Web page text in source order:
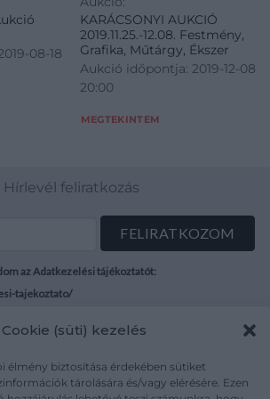
Cookie (süti) kezelés
élmény biztosítása érdekében sütiket
tárolására és/vagy elérésére. Ezen
08-18
KARÁCSONYI AUKCIÓ
2019.11.25.-12.08. Festmény,
Grafika, Műtárgy, Ékszer
Aukció időpontja: 2019-12-08
20:00
MEGTEKINTEM
Hírlevél feliratkozás
az Adatkezelési tájékoztatót:
tajekoztato/
Áraink
ÁSZF
Adatvédelem